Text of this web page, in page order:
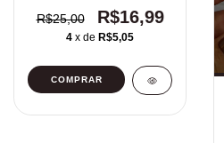
R$25,00 R$16,99
4 x de R$5,05